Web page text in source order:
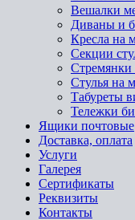
Вешалки
Диваны и
Кресла на
Секции
Стулья на
Табуреты
Тележки
Ящики почтовые
Доставка, оплата
Услуги
Галерея
Сертификаты
Реквизиты
Контакты